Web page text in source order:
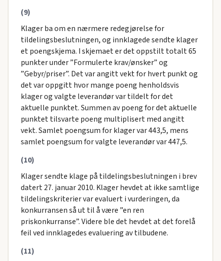
(9)
Klager ba om en nærmere redegjørelse for
tildelingsbeslutningen, og innklagede sendte klager
et poengskjema. I skjemaet er det oppstilt totalt 65
punkter under ”Formulerte krav/ønsker” og
”Gebyr/priser”. Det var angitt vekt for hvert punkt og
det var oppgitt hvor mange poeng henholdsvis
klager og valgte leverandør var tildelt for det
aktuelle punktet. Summen av poeng for det aktuelle
punktet tilsvarte poeng multiplisert med angitt
vekt. Samlet poengsum for klager var 443,5, mens
samlet poengsum for valgte leverandør var 447,5.
(10)
Klager sendte klage på tildelingsbeslutningen i brev
datert 27. januar 2010. Klager hevdet at ikke samtlige
tildelingskriterier var evaluert i vurderingen, da
konkurransen så ut til å være ”en ren
priskonkurranse”. Videre ble det hevdet at det forelå
feil ved innklagedes evaluering av tilbudene.
(11)